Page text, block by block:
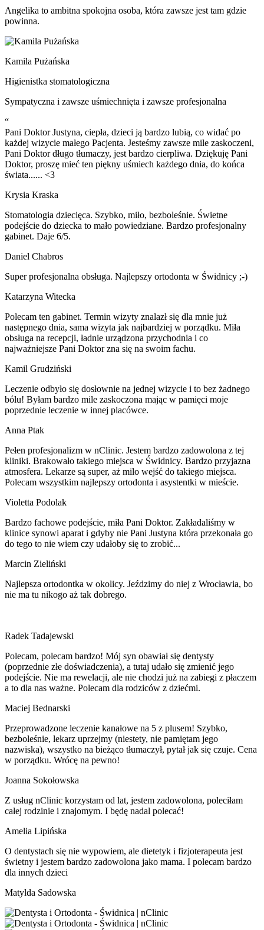
Angelika to ambitna spokojna osoba, która zawsze jest tam gdzie
powinna.
Kamila Pużańska
Higienistka stomatologiczna
Sympatyczna i zawsze uśmiechnięta i zawsze profesjonalna
“
Pani Doktor Justyna, ciepła, dzieci ją bardzo lubią, co widać po
każdej wizycie małego Pacjenta. Jesteśmy zawsze mile zaskoczeni,
Pani Doktor długo tłumaczy, jest bardzo cierpliwa. Dziękuję Pani
Doktor, proszę mieć ten piękny uśmiech każdego dnia, do końca
świata...... <3
Krysia Kraska
Stomatologia dziecięca. Szybko, miło, bezboleśnie. Świetne
podejście do dziecka to mało powiedziane. Bardzo profesjonalny
gabinet. Daje 6/5.
Daniel Chabros
Super profesjonalna obsługa. Najlepszy ortodonta w Świdnicy ;-)
Katarzyna Witecka
Polecam ten gabinet. Termin wizyty znalazł się dla mnie już
następnego dnia, sama wizyta jak najbardziej w porządku. Miła
obsługa na recepcji, ładnie urządzona przychodnia i co
najważniejsze Pani Doktor zna się na swoim fachu.
Kamil Grudziński
Leczenie odbyło się dosłownie na jednej wizycie i to bez żadnego
bólu! Byłam bardzo mile zaskoczona mając w pamięci moje
poprzednie leczenie w innej placówce.
Anna Ptak
Pełen profesjonalizm w nClinic. Jestem bardzo zadowolona z tej
kliniki. Brakowało takiego miejsca w Świdnicy. Bardzo przyjazna
atmosfera. Lekarze są super, aż milo wejść do takiego miejsca.
Polecam wszystkim najlepszy ortodonta i asystentki w mieście.
Violetta Podolak
Bardzo fachowe podejście, miła Pani Doktor. Zakładaliśmy w
klinice synowi aparat i gdyby nie Pani Justyna która przekonała go
do tego to nie wiem czy udałoby się to zrobić...
Marcin Zieliński
Najlepsza ortodontka w okolicy. Jeździmy do niej z Wrocławia, bo
nie ma tu nikogo aż tak dobrego.
Radek Tadajewski
Polecam, polecam bardzo! Mój syn obawiał się dentysty
(poprzednie złe doświadczenia), a tutaj udało się zmienić jego
podejście. Nie ma rewelacji, ale nie chodzi już na zabiegi z płaczem
a to dla nas ważne. Polecam dla rodziców z dziećmi.
Maciej Bednarski
Przeprowadzone leczenie kanałowe na 5 z plusem! Szybko,
bezboleśnie, lekarz uprzejmy (niestety, nie pamiętam jego
nazwiska), wszystko na bieżąco tłumaczył, pytał jak się czuje. Cena
w porządku. Wrócę na pewno!
Joanna Sokołowska
Z usług nClinic korzystam od lat, jestem zadowolona, poleciłam
całej rodzinie i znajomym. I będę nadal polecać!
Amelia Lipińska
O dentystach się nie wypowiem, ale dietetyk i fizjoterapeuta jest
świetny i jestem bardzo zadowolona jako mama. I polecam bardzo
dla innych dzieci
Matylda Sadowska